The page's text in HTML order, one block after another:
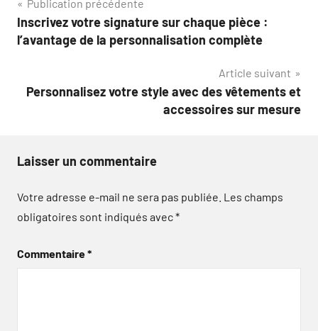
Navigation
de
Publication précédente
Inscrivez votre signature sur chaque pièce :
l’avantage de la personnalisation complète
Article suivant
Personnalisez votre style avec des vêtements et
accessoires sur mesure
Laisser un commentaire
Votre adresse e-mail ne sera pas publiée. Les champs
obligatoires sont indiqués avec*
Commentaire*